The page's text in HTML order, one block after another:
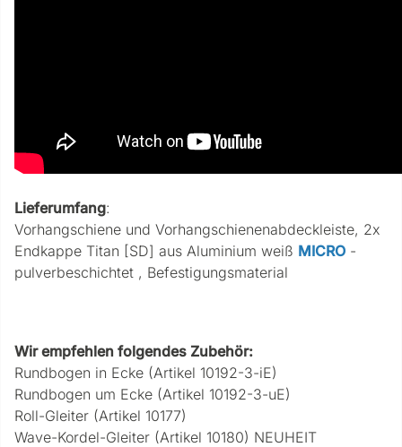
Lieferumfang:
Vorhangschiene und Vorhangschienenabdeckleiste, 2x
Endkappe Titan [SD] aus Aluminium weiß MICRO -
pulverbeschichtet , Befestigungsmaterial
Wir empfehlen folgendes Zubehör:
Rundbogen in Ecke (Artikel 10192-3-iE)
Rundbogen um Ecke (Artikel 10192-3-uE)
Roll-Gleiter (Artikel 10177)
Wave-Kordel-Gleiter (Artikel 10180) NEUHEIT